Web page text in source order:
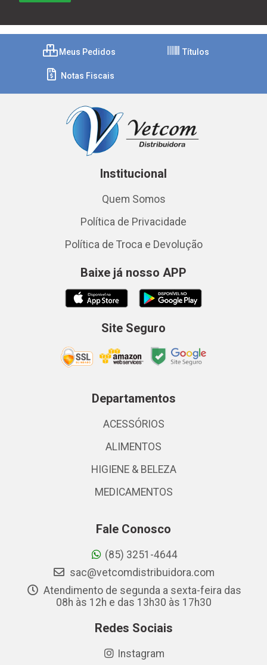
Meus Pedidos Títulos
Notas Fiscais
Institucional
Quem Somos
Política de Privacidade
Política de Troca e Devolução
Baixe já nosso APP
Site Seguro
Departamentos
ACESSÓRIOS
ALIMENTOS
HIGIENE & BELEZA
MEDICAMENTOS
Fale Conosco
(85) 3251-4644
sac@vetcomdistribuidora.com
Atendimento de segunda a sexta-feira das
08h às 12h e das 13h30 às 17h30
Redes Sociais
Instagram